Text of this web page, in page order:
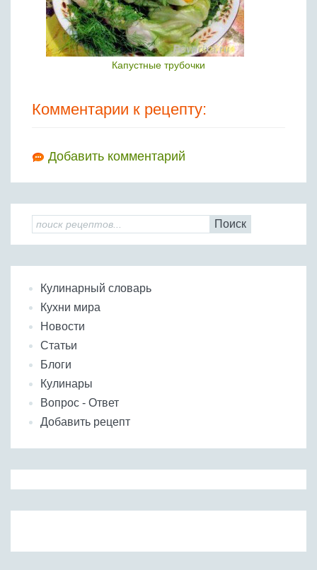
Капустные трубочки
Комментарии к рецепту:
Добавить комментарий
Поиск
Кулинарный словарь
Кухни мира
Новости
Статьи
Блоги
Кулинары
Вопрос - Ответ
Добавить рецепт